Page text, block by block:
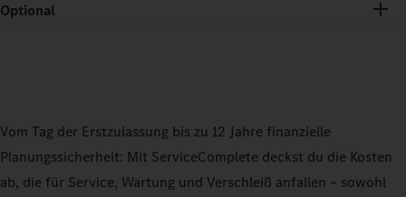
Optional
Vom Tag der Erstzulassung bis zu 12 Jahre finanzielle
Planungssicherheit: Mit ServiceComplete deckst du die Kosten
ab, die für Service, Wartung und Verschleiß anfallen – sowohl